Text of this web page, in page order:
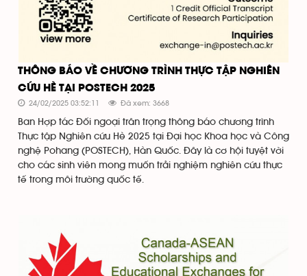
THÔNG BÁO VỀ CHƯƠNG TRÌNH THỰC TẬP NGHIÊN
CỨU HÈ TẠI POSTECH 2025
24/02/2025 03:52:11 Đã xem: 3668
Ban Hợp tác Đối ngoại trân trọng thông báo chương trình
Thực tập Nghiên cứu Hè 2025 tại Đại học Khoa học và Công
nghệ Pohang (POSTECH), Hàn Quốc. Đây là cơ hội tuyệt vời
cho các sinh viên mong muốn trải nghiệm nghiên cứu thực
tế trong môi trường quốc tế.